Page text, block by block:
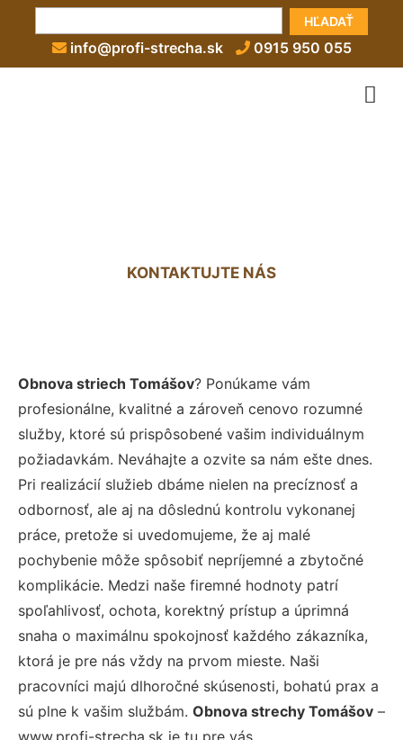
HĽADAŤ
info@profi-strecha.sk 0915 950 055
KONTAKTUJTE NÁS
Obnova striech Tomášov? Ponúkame vám
profesionálne, kvalitné a zároveň cenovo rozumné
služby, ktoré sú prispôsobené vašim individuálnym
požiadavkám. Neváhajte a ozvite sa nám ešte dnes.
Pri realizácií služieb dbáme nielen na precíznosť a
odbornosť, ale aj na dôslednú kontrolu vykonanej
práce, pretože si uvedomujeme, že aj malé
pochybenie môže spôsobiť nepríjemné a zbytočné
komplikácie. Medzi naše firemné hodnoty patrí
spoľahlivosť, ochota, korektný prístup a úprimná
snaha o maximálnu spokojnosť každého zákazníka,
ktorá je pre nás vždy na prvom mieste. Naši
pracovníci majú dlhoročné skúsenosti, bohatú prax a
sú plne k vašim službám. Obnova strechy Tomášov –
www.profi-strecha.sk je tu pre vás.